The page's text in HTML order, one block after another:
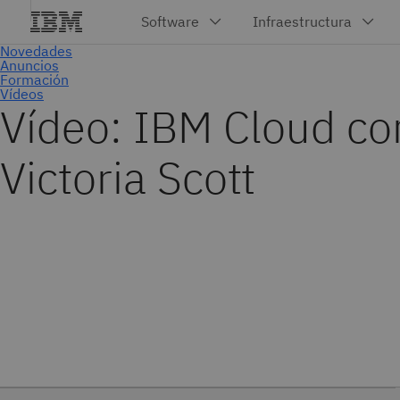
Vídeo: IBM Cloud
Victoria Scott